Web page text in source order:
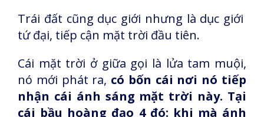
Trái đất cũng dục giới nhưng là dục giới
tứ đại, tiếp cận mặt trời đầu tiên.
Cái mặt trời ở giữa gọi là lửa tam muội,
nó mới phát ra, có bốn cái nơi nó tiếp
nhận cái ánh sáng mặt trời này. Tại
cái bầu hoàng đạo 4 đó: khi mà ánh